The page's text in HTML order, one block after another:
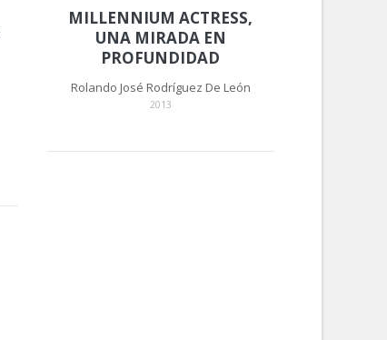
MILLENNIUM ACTRESS,
UNA MIRADA EN
PROFUNDIDAD
Rolando José Rodríguez De León
2013